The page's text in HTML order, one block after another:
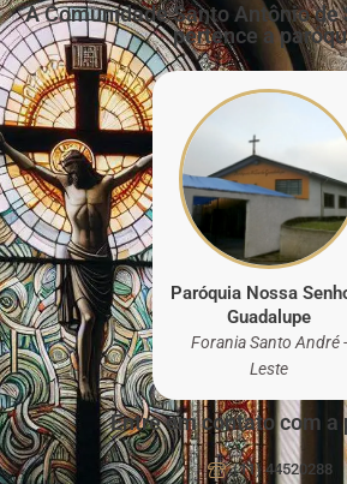
A Comunidade Santo Antônio de
pertence a
Paróquia Nossa
Guadalupe
Forania Santo André -
Leste
Entre em contato com a
(11) 44520288